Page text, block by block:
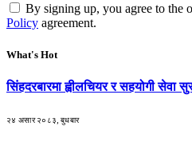
By signing up, you agree to the
Policy agreement.
What's Hot
सिंहदरबारमा ह्वीलचियर र सहयोगी सेवा
२४ असार २०८३, बुधबार